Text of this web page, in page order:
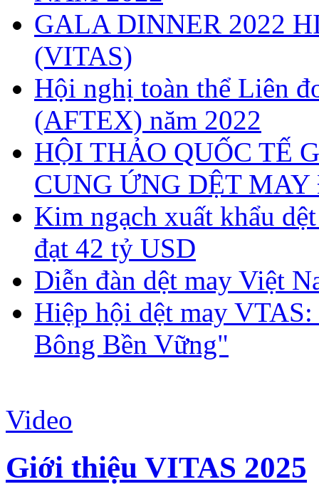
GALA DINNER 2022
(VITAS)
Hội nghị toàn thể Liên
(AFTEX) năm 2022
HỘI THẢO QUỐC TẾ
CUNG ỨNG DỆT
Kim ngạch xuất khẩu
đạt 42 tỷ USD
Diễn đàn dệt may Việt
Hiệp hội dệt may
Bông Bền Vững"
Video
Giới thiệu VITAS 2025